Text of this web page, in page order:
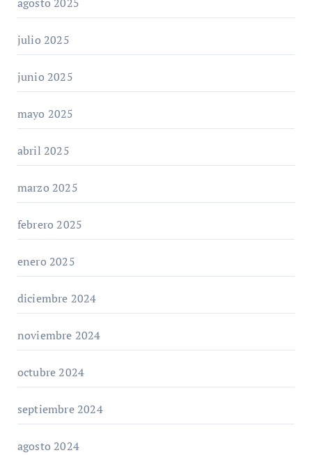
julio 2025
junio 2025
mayo 2025
abril 2025
marzo 2025
febrero 2025
enero 2025
diciembre 2024
noviembre 2024
octubre 2024
septiembre 2024
agosto 2024